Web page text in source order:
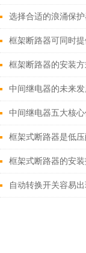
中间继电器的未来
自动转换开关容易